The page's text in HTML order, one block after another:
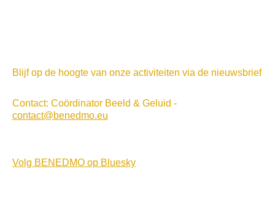
Blijf op de hoogte van onze activiteiten via de nieuwsbrief
Contact: Coördinator Beeld & Geluid -
contact@benedmo.eu
Volg BENEDMO op Bluesky